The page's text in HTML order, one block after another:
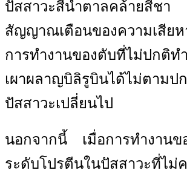
ปัสสาวะสีน้ำตาลคล้ายสี
สัญญาณเตือนของความเสีย
การทำงานของตับที่ไม่ปกติท
เผาผลาญบิลิรูบินได้ไม่ตามป
ปัสสาวะเปลี่ยนไป
นอกจากนี้ เมื่อการทำงานข
ระดับโปรตีนในปัสสาวะที่ไม่